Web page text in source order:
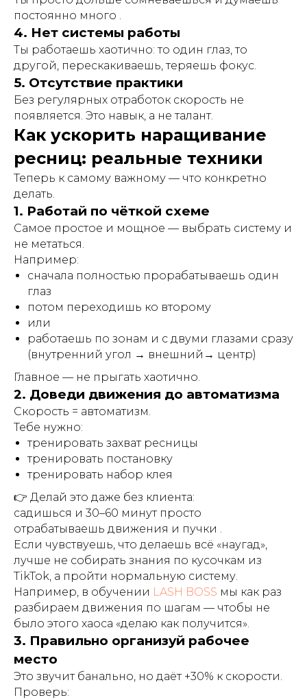
постоянно много .
4. Нет системы работы
Ты работаешь хаотично: то один глаз, то
другой, перескакиваешь, теряешь фокус.
5. Отсутствие практики
Без регулярных отработок скорость не
появляется. Это навык, а не талант.
Как ускорить наращивание
ресниц: реальные техники
Теперь к самому важному — что конкретно
делать.
1. Работай по чёткой схеме
Самое простое и мощное — выбрать систему и
не метаться.
Например:
сначала полностью прорабатываешь один
глаз
потом переходишь ко второму
или
работаешь по зонам и с двуми глазами сразу
(внутренний угол → внешний→ центр)
Главное — не прыгать хаотично.
2. Доведи движения до автоматизма
Скорость = автоматизм.
Тебе нужно:
тренировать захват ресницы
тренировать постановку
тренировать набор клея
👉 Делай это даже без клиента:
садишься и 30–60 минут просто
отрабатываешь движения и пучки .
Если чувствуешь, что делаешь всё «наугад»,
лучше не собирать знания по кусочкам из
TikTok, а пройти нормальную систему.
Например, в обучении LASH BOSS мы как раз
разбираем движения по шагам — чтобы не
было этого хаоса «делаю как получится».
3. Правильно организуй рабочее
место
Это звучит банально, но даёт +30% к скорости.
Проверь: